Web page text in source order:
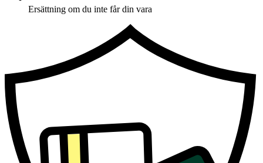
Ersättning om du inte får din vara